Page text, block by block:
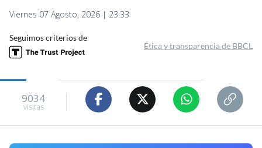
Viernes 07 Agosto, 2026 | 23:33
Seguimos criterios de
Ética y transparencia de BBCL
9034
visitas